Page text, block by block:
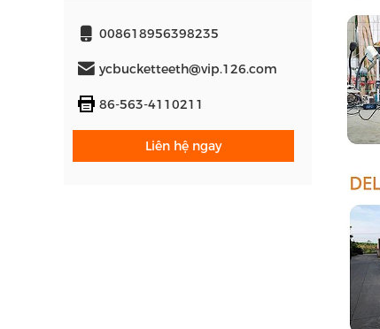
008618956398235
ycbucketteeth@vip.126.com
86-563-4110211
Liên hệ ngay